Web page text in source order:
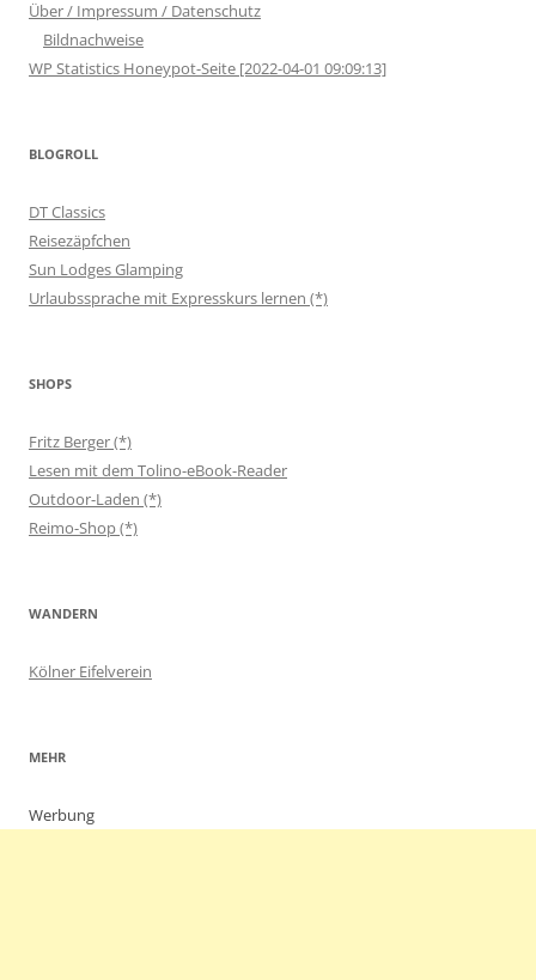
Über / Impressum / Datenschutz
Bildnachweise
WP Statistics Honeypot-Seite [2022-04-01 09:09:13]
BLOGROLL
DT Classics
Reisezäpfchen
Sun Lodges Glamping
Urlaubssprache mit Expresskurs lernen (*)
SHOPS
Fritz Berger (*)
Lesen mit dem Tolino-eBook-Reader
Outdoor-Laden (*)
Reimo-Shop (*)
WANDERN
Kölner Eifelverein
MEHR
Werbung